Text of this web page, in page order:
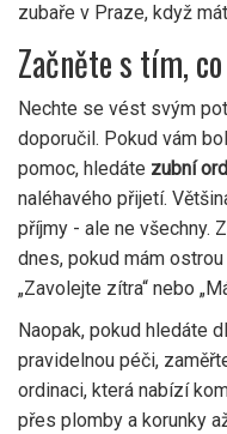
zubaře v Praze, když
Začněte s tím,
Nechte se vést svým
doporučil. Pokud vám
pomoc, hledáte zubní
naléhavého přijetí.
příjmy - ale ne všechny.
dnes, pokud mám
„Zavolejte zítra“ nebo
Naopak, pokud hledáte
pravidelnou péči,
ordinaci, která nabízí
přes plomby a korunky